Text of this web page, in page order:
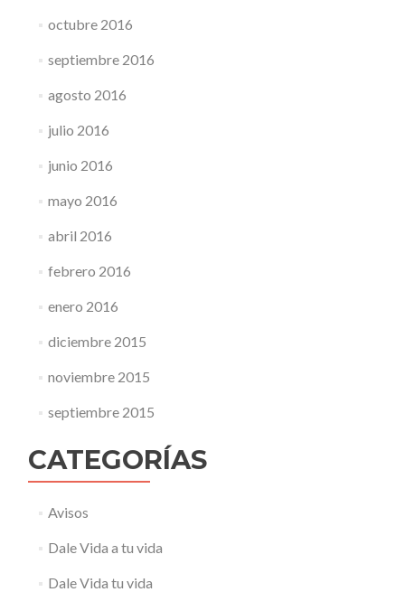
octubre 2016
septiembre 2016
agosto 2016
julio 2016
junio 2016
mayo 2016
abril 2016
febrero 2016
enero 2016
diciembre 2015
noviembre 2015
septiembre 2015
CATEGORÍAS
Avisos
Dale Vida a tu vida
Dale Vida tu vida